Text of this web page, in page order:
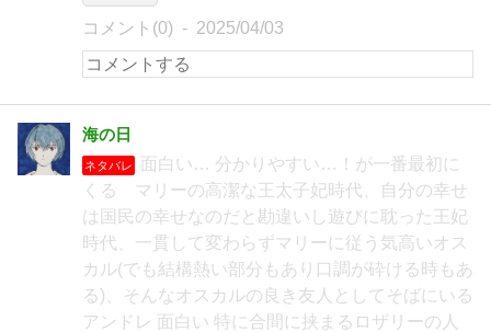
コメント(0) 2025/04/03
海の日
ネタバレ
面白い… 分かりやすい…！が一番最初に
くる マリーの高潔な王太子妃時代、自分の幸せ
は国民の幸せなのだと勘違いし遊びに耽った王妃
時代、一貫して変わらずマリーに従う気高いオス
カル(でも結構熱い部分もあり口調が砕ける時もあ
る)、そんなオスカルの良き友人としてそばにいる
アンドレ 面白い 特に合間に挟まるロザリーの人